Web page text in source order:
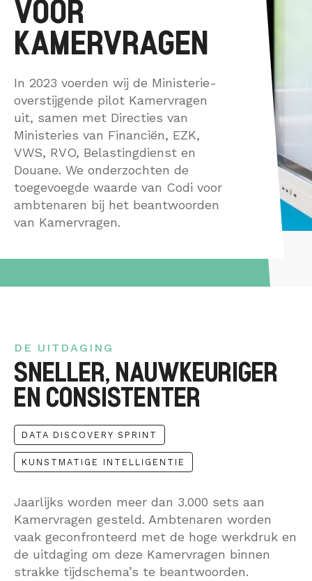
Interim
CONTACT
Dataplatform
Heptagon
Interim
VOOR
KAMERVRAGEN
In 2023 voerden wij de Ministerie-
overstijgende pilot Kamervragen
uit, samen met Directies van
Ministeries van Financiën, EZK,
VWS, RVO, Belastingdienst en
Douane. We onderzochten de
toegevoegde waarde van Codi voor
ambtenaren bij het beantwoorden
van Kamervragen.
DE UITDAGING
SNELLER, NAUWKEURIGER
EN CONSISTENTER
DATA DISCOVERY SPRINT
KUNSTMATIGE INTELLIGENTIE
Jaarlijks worden meer dan 3.000 sets aan
Kamervragen gesteld. Ambtenaren worden
vaak geconfronteerd met de hoge werkdruk en
de uitdaging om deze Kamervragen binnen
strakke tijdschema’s te beantwoorden.